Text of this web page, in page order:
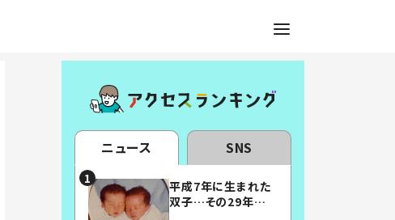
ニュース SNS
平成7年に生まれた
双子…その29年後